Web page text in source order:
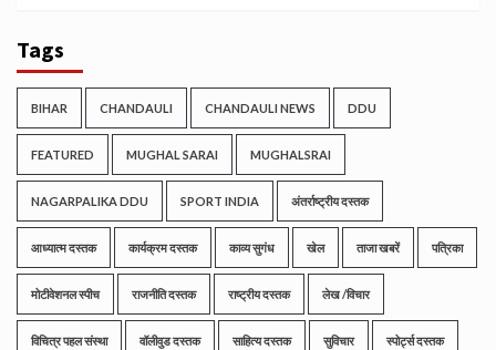
Tags
BIHAR CHANDAULI CHANDAULI NEWS DDU
FEATURED MUGHAL SARAI MUGHALSRAI
NAGARPALIKA DDU SPORT INDIA अंतर्राष्ट्रीय दस्तक
आध्यात्म दस्तक कार्यक्रम दस्तक काव्य सुगंध खेल ताजा खबरें पत्रिका
मोटीवेशनल स्पीच राजनीति दस्तक राष्ट्रीय दस्तक लेख /विचार
विचित्र पहल संस्था वॉलीवुड दस्तक साहित्य दस्तक सुविचार स्पोर्ट्स दस्तक